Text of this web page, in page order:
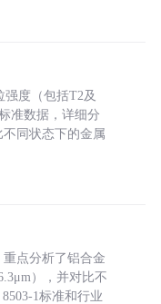
度（包括T2及
准数据，详细分
同状态下的金属
点分析了铝合金
），并对比不
1标准和行业